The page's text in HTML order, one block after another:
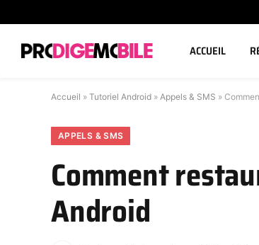
ACCUEIL
Accueil » Tutoriel Android » Appels & SMS »
APPELS & SMS
Comment
Android